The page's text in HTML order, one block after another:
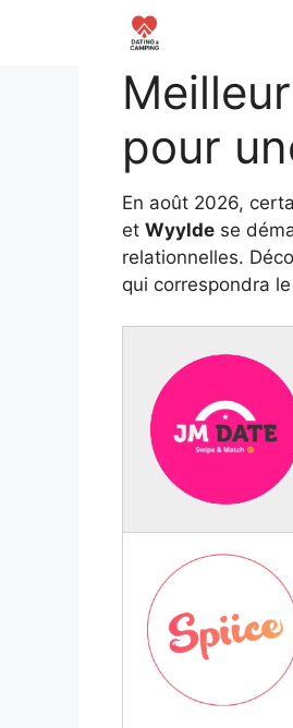
pour
En août 2026,
et Wyylde se
relationnelles.
qui correspondra